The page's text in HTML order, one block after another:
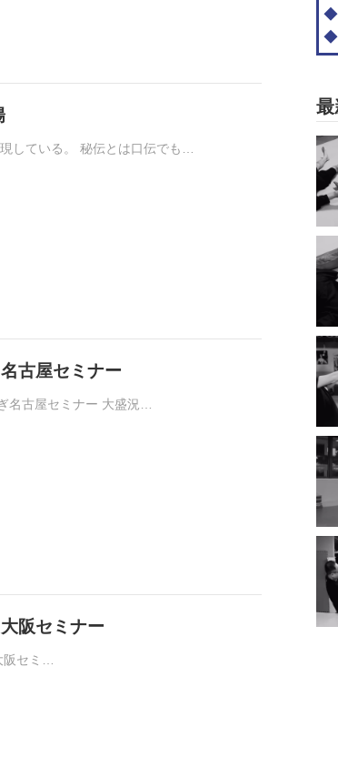
している。 秘伝とは口伝でも…
古屋セミナー
名古屋セミナー 大盛況…
阪セミナー
阪セミ…
◆
最